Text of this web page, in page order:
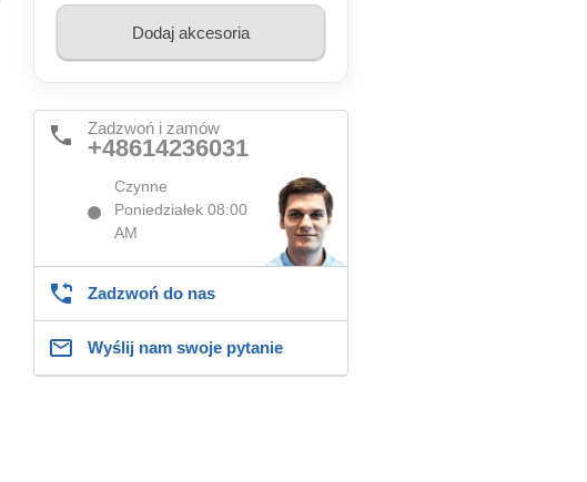
Dodaj akcesoria
Zadzwoń i zamów
+48614236031
Czynne
Poniedziałek 08:00
AM
Zadzwoń do nas
Wyślij nam swoje pytanie